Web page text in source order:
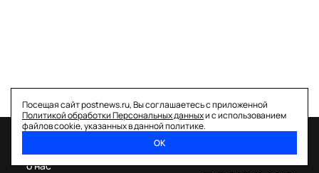
Посещая сайт postnews.ru, Вы соглашаетесь с приложенной
Политикой обработки Персональных данныхи с использованием
файлов cookie, указанных в данной политике.
ОК
о нас